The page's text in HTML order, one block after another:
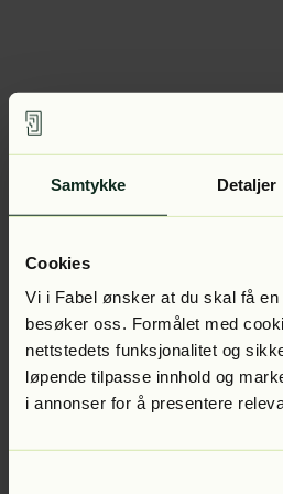
Samtykke Detaljer
Cookies
Vi i Fabel ønsker at du skal få
besøker oss. Formålet med
nettstedets funksjonalitet og
løpende tilpasse innhold og
i annonser for å presentere